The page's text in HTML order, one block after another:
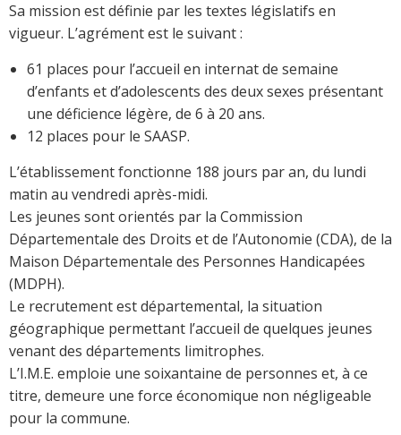
Sa mission est définie par les textes législatifs en
vigueur. L’agrément est le suivant :
61 places pour l’accueil en internat de semaine
d’enfants et d’adolescents des deux sexes présentant
une déficience légère, de 6 à 20 ans.
12 places pour le SAASP.
L’établissement fonctionne 188 jours par an, du lundi
matin au vendredi après-midi.
Les jeunes sont orientés par la Commission
Départementale des Droits et de l’Autonomie (CDA), de la
Maison Départementale des Personnes Handicapées
(MDPH).
Le recrutement est départemental, la situation
géographique permettant l’accueil de quelques jeunes
venant des départements limitrophes.
L’I.M.E. emploie une soixantaine de personnes et, à ce
titre, demeure une force économique non négligeable
pour la commune.